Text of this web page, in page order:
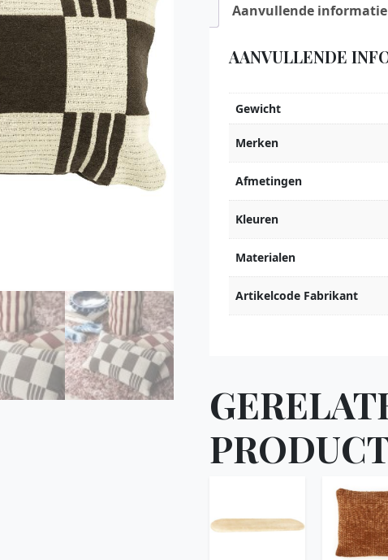
Aanvullende informatie
AANVULLENDE
Gewicht
Merken
Afmetingen
Kleuren
Materialen
Artikelcode Fabrikant